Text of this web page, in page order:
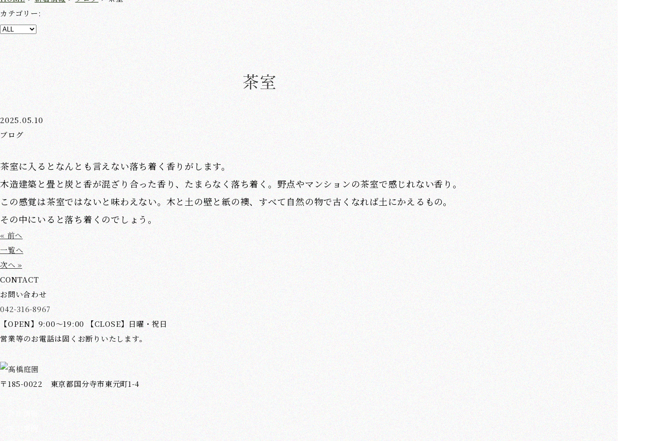
カテゴリー:
茶室
2025.05.10
ブログ
茶室に入るとなんとも言えない落ち着く香りがします。
木造建築と畳と炭と香が混ざり合った香り、たまらなく落ち着く。野点やマンションの茶室で感じれない香り。
この感覚は茶室ではないと味わえない。木と土の壁と紙の襖、すべて自然の物で古くなれば土にかえるもの。
その中にいると落ち着くのでしょう。
« 前へ
一覧へ
次へ »
CONTACT
お問い合わせ
042-316-8967
【OPEN】9:00～19:00 【CLOSE】日曜・祝日
営業等のお電話は固くお断りいたします。
〒185-0022 東京都国分寺市東元町1-4
ホーム
会社情報
施工事例